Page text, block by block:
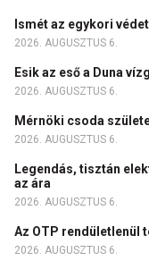
Ismét az egykori
2026. AUGUSZTUS 6.
Esik az eső a Duna
2026. AUGUSZTUS 6.
Mérnöki csoda
2026. AUGUSZTUS 6.
Legendás, tisztán
az ára
2026. AUGUSZTUS 6.
Az OTP rendületlenül
2026. AUGUSZTUS 6.